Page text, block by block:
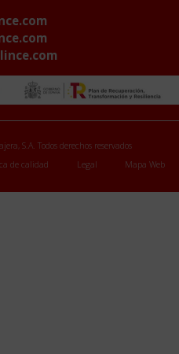
S.A. Todos derechos reservados
de calidad Legal Mapa Web